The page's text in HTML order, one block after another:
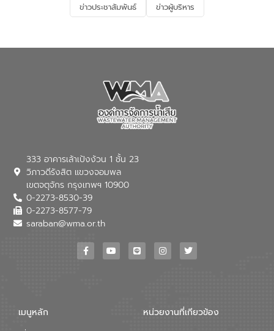
มุ่งตอบโจทย์ความท้าทายจากวิกฤตการ
ในครั้งนี้เป็นการดึงจุดแข็งและความ
(อจน.) มาผสานกับประสบการณ์และ
เทคโนโลยีโครงข่ายน้ำครบวงจรในพื้นที่ EEC
ของอีสท์ วอเตอร์ เพื่อร่วมกันศึกษา
เทคโนโลยีการปรับปรุงคุณภาพน้ำ (Water
Reuse) และพัฒนารูปแบบการดำเนินงาน
ใช้น้ำที่พุ่งสูงขึ้นจากการขยายตัวของ
การองค์การจัดการน้ำเสีย กล่าวถึงภารกิจ
เพื่อสนับสนุนการพัฒนาเมืองอย่างยั่งยืน
ขณะที่ นายบดินทร์ อุดล กรรมการผู้อำนวย
สมดุลทางเศรษฐกิจและสิ่งแวดล้อมได้อย่าง
ข่าวประชาสัมพันธ์ ข่าวผู้บริหาร
333 อาคารเล้าเป้งง้วน 1 ชั้น 23
วิภาวดีรังสิต แขวงจอมพล
เขตจตุจักร กรุงเทพฯ 10900
0-2273-8530-39
0-2273-8577-79
saraban@wma.or.th
เมนูหลัก หน่วยงานที่เกียวข้อง